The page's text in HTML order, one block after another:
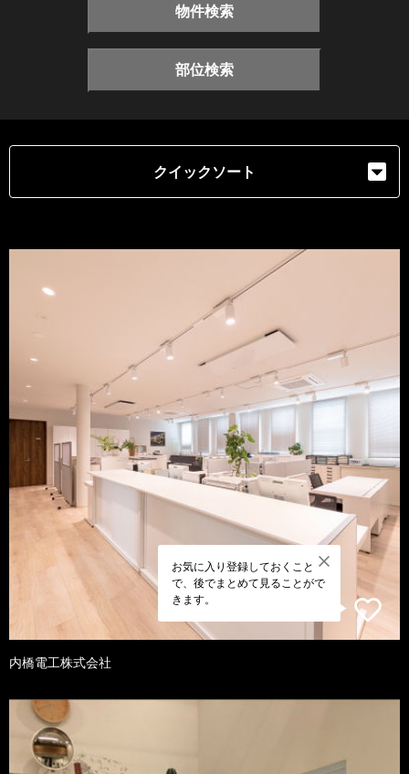
物件検索
部位検索
クイックソート
お気に入り登録しておくこと
で、後でまとめて見ることがで
きます。
内橋電工株式会社